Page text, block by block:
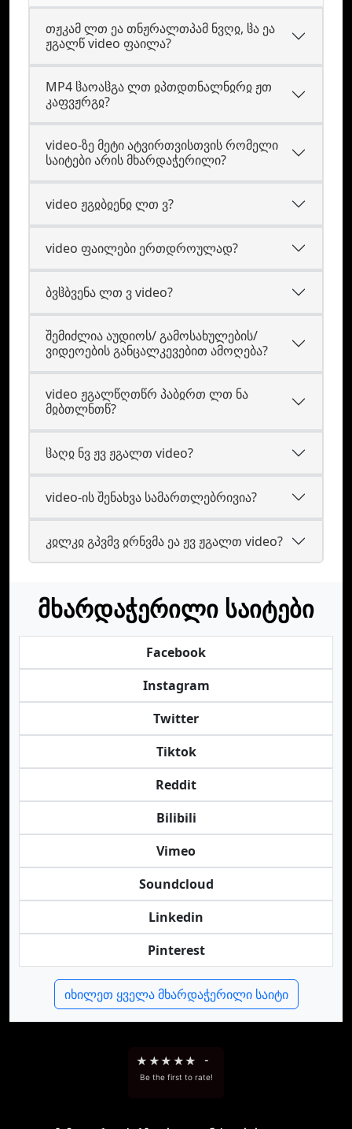
თჟკამ ლთ ეა თნჟრალთპამ ნვღჲ, ჱა ეა
ჟგალწ video ფაილა?
MP4 ჱაოაჱგა ლთ ჲპთდთნალნჲრჲ ჟთ
კაფვჟრგჲ?
video-ზე მეტი ატვირთვისთვის რომელი
საიტები არის მხარდაჭერილი?
video ჟგჲბჲენჲ ლთ ვ?
video ფაილები ერთდროულად?
ბვჱბვენა ლთ ვ video?
შემიძლია აუდიოს/ გამოსახულების/
ვიდეოების განცალკევებით ამოღება?
video ჟგალწღთწრ პაბჲრთ ლთ ნა
მჲბთლნთწ?
ჱაღჲ ნვ ჟვ ჟგალთ video?
video-ის შენახვა სამართლებრივია?
კჲლკჲ გპვმვ ჲრნვმა ეა ჟვ ჟგალთ video?
მხარდაჭერილი საიტები
Facebook
Instagram
Twitter
Tiktok
Reddit
Bilibili
Vimeo
Soundcloud
Linkedin
Pinterest
იხილეთ ყველა მხარდაჭერილი საიტი
★ ★★ ★★ -
Be the first to rate!